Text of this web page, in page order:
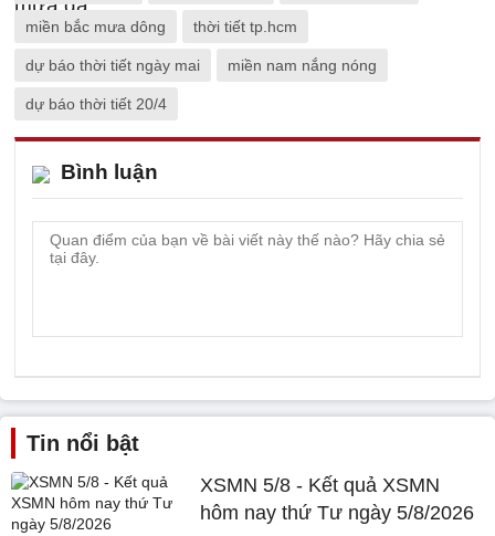
miền bắc mưa dông thời tiết tp.hcm
dự báo thời tiết ngày mai miền nam nắng nóng
dự báo thời tiết 20/4
Bình luận
Tin nổi bật
XSMN 5/8 - Kết quả XSMN
hôm nay thứ Tư ngày 5/8/2026